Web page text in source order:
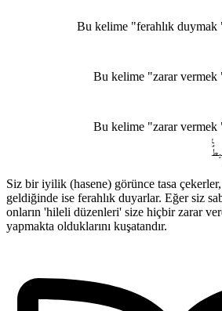
Bu kelime "ferahlık duymak
Bu kelime "zarar vermek
Bu kelime "zarar vermek
Siz bir iyilik (hasene) görünce tasa çekerler,
geldiğinde ise ferahlık duyarlar. Eğer siz
onların 'hileli düzenleri' size hiçbir zarar
yapmakta olduklarını kuşatandır.